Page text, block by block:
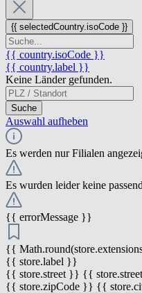
{{ selectedCountry.isoCode }}
{{ country.isoCode }}
{{ country.label }}
Keine Länder gefunden.
Suche
Auswahl aufheben
Es werden nur Filialen
Es wurden leider keine
{{ errorMessage }}
{{
{{ store.label }}
{{ store.street }} {{
{{ store.zipCode }} {{